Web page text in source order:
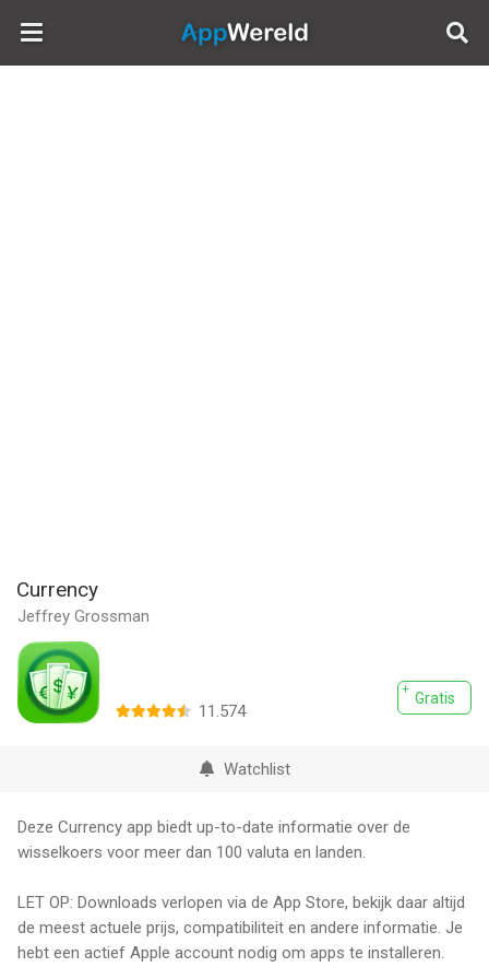
AppWereld
Currency
Jeffrey Grossman
Gratis
11.574
Watchlist
Deze Currency app biedt up-to-date informatie over de
wisselkoers voor meer dan 100 valuta en landen.
LET OP: Downloads verlopen via de App Store, bekijk daar altijd
de meest actuele prijs, compatibiliteit en andere informatie. Je
hebt een actief Apple account nodig om apps te installeren.